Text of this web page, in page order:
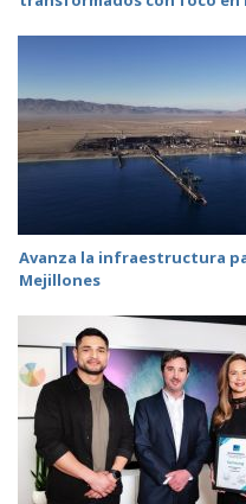
Avanza la infraestructura
Mejillones